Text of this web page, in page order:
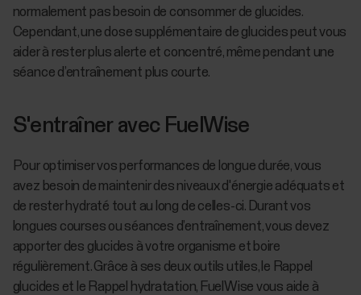
normalement pas besoin de consommer de glucides.
Cependant, une dose supplémentaire de glucides peut vous
aider à rester plus alerte et concentré, même pendant une
séance d’entraînement plus courte.
S'entraîner avec FuelWise
Pour optimiser vos performances de longue durée, vous
avez besoin de maintenir des niveaux d'énergie adéquats et
de rester hydraté tout au long de celles-ci. Durant vos
longues courses ou séances d’entraînement, vous devez
apporter des glucides à votre organisme et boire
régulièrement. Grâce à ses deux outils utiles, le Rappel
glucides et le Rappel hydratation, FuelWise vous aide à